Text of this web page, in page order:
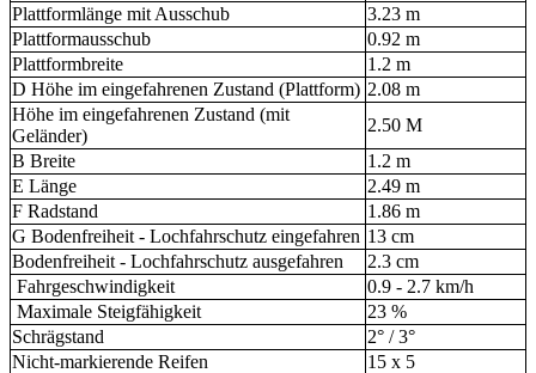
Plattformlänge mit Ausschub
3.23 m
Plattformausschub
0.92 m
Plattformbreite
1.2 m
D Höhe im eingefahrenen Zustand (Plattform) 2.08 m
Höhe im eingefahrenen Zustand (mit
Geländer)
2.50 M
B Breite
1.2 m
E Länge
2.49 m
F Radstand
1.86 m
G Bodenfreiheit - Lochfahrschutz eingefahren 13 cm
Bodenfreiheit - Lochfahrschutz ausgefahren
2.3 cm
Fahrgeschwindigkeit
0.9 - 2.7 km/h
Maximale Steigfähigkeit
23 %
Schrägstand
2° / 3°
Nicht-markierende Reifen
15 x 5